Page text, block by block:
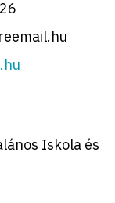
Iskola és